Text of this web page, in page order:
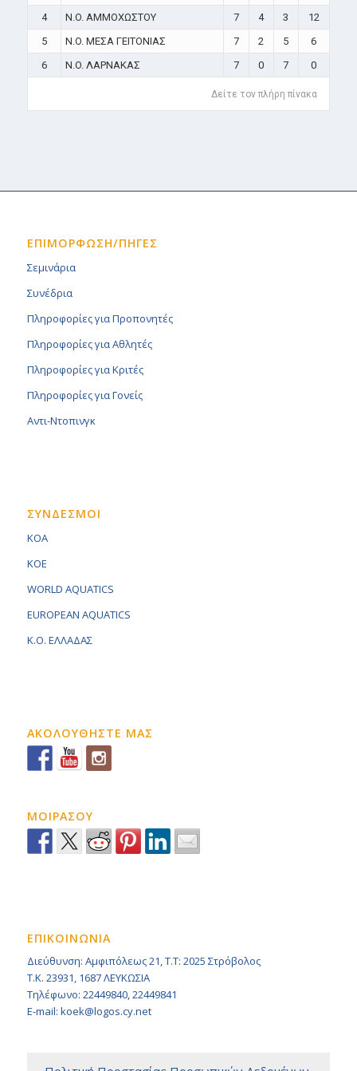
4
N.O. ΑΜΜΟΧΩΣΤΟΥ 7 4 3
12
5
N.O. ΜΕΣΑ ΓΕΙΤΟΝΙΑΣ 7 2 5
6
6
N.O. ΛΑΡΝΑΚΑΣ 7 0 7 0
Δείτε τον πλήρη πίνακα
ΕΠΙΜΟΡΦΩΣΗ/ΠΗΓΕΣ
Σεμινάρια
Συνέδρια
Πληροφορίες για Προπονητές
Πληροφορίες για Αθλητές
Πληροφορίες για Κριτές
Πληροφορίες για Γονείς
Αντι-Ντοπινγκ
ΣΥΝΔΕΣΜΟΙ
KOA
KOE
WORLD AQUATICS
EUROPEAN AQUATICS
K.O. ΕΛΛΑΔΑΣ
ΑΚΟΛΟΥΘΗΣΤΕ ΜΑΣ
ΜΟΙΡΑΣΟΥ
ΕΠΙΚΟΙΝΩΝΙΑ
Διεύθυνση: Αμφιπόλεως 21, Τ.Τ: 2025 Στρόβολος
Τ.Κ. 23931, 1687 ΛΕΥΚΩΣΙΑ
Τηλέφωνο: 22449840, 22449841
E-mail: koek@logos.cy.net